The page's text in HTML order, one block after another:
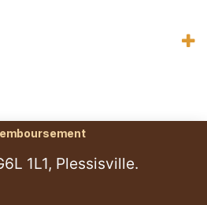
1L1, Plessisville.